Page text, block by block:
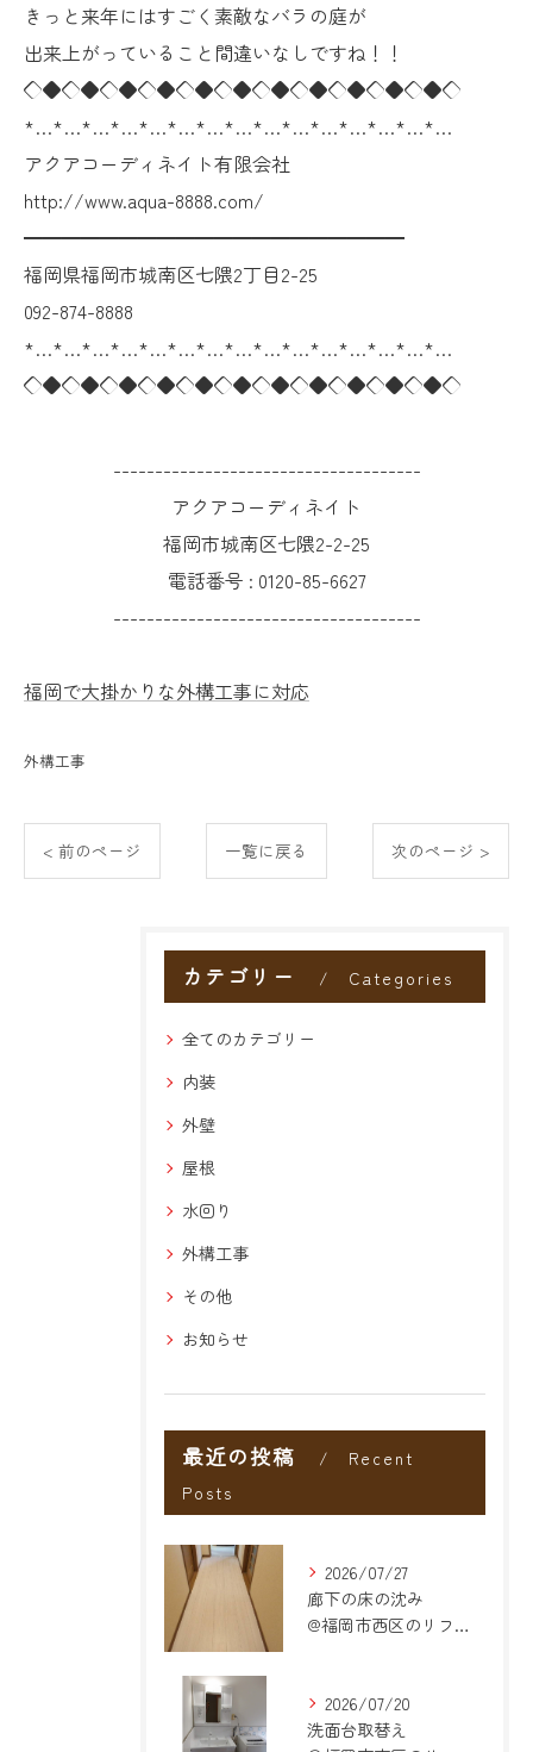
きっと来年にはすごく素敵なバラの庭が
出来上がっていること間違いなしですね！！
◇◆◇◆◇◆◇◆◇◆◇◆◇◆◇◆◇◆◇◆◇◆◇
*…*…*…*…*…*…*…*…*…*…*…*…*…*…*…
アクアコーディネイト有限会社
http://www.aqua-8888.com/
━━━━━━━━━━━━━━━━━━━━
福岡県福岡市城南区七隈2丁目2-25
092-874-8888
*…*…*…*…*…*…*…*…*…*…*…*…*…*…*…
◇◆◇◆◇◆◇◆◇◆◇◆◇◆◇◆◇◆◇◆◇◆◇
-------------------------------------
アクアコーディネイト
福岡市城南区七隈2-2-25
電話番号 : 0120-85-6627
-------------------------------------
福岡で大掛かりな外構工事に対応
外構工事
< 前のページ 一覧に戻る 次のページ >
カテゴリー Categories
全てのカテゴリー
内装
外壁
屋根
水回り
外構工事
その他
お知らせ
最近の投稿
Recent
Posts
2026/07/27
廊下の床の沈み
@福岡市西区のリフォーム
2026/07/20
洗面台取替え